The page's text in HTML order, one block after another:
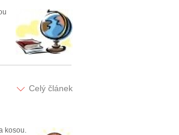
Celý článek
kosou.